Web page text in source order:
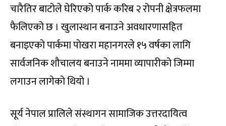
चारैतिर बाटोले घेरिएको पार्क करिब २ रोपनी क्षेत्रफलमा
फैलिएको छ । खुलास्थान बनाउने अवधारणासहित
बनाइएको पार्कमा पोखरा महानगरले १५ वर्षका लागि
सार्वजनिक शौचालय बनाउने नाममा व्यापारीको जिम्मा
लगाउन लागेको थियो ।
सूर्य नेपाल प्रालिले संस्थागन सामाजिक उत्तरदायित्व